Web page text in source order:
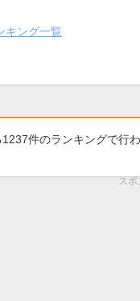
キング一覧
件のランキングで行
スポ